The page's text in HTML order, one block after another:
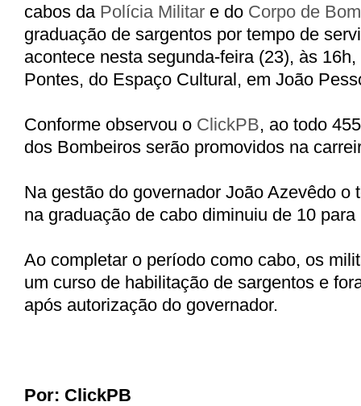
cabos da Polícia Militar e do Corpo de
graduação de sargentos por tempo de
acontece nesta segunda-feira (23), às
Pontes, do Espaço Cultural, em João
Conforme observou o ClickPB, ao todo
dos Bombeiros serão promovidos na
Na gestão do governador João Azevêdo o
na graduação de cabo diminuiu de 10 para
Ao completar o período como cabo, os
um curso de habilitação de sargentos e
após autorização do governador.
Por: ClickPB